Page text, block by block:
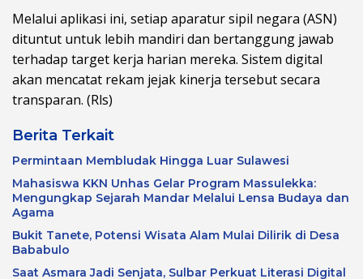
Melalui aplikasi ini, setiap aparatur sipil negara (ASN)
dituntut untuk lebih mandiri dan bertanggung jawab
terhadap target kerja harian mereka. Sistem digital
akan mencatat rekam jejak kinerja tersebut secara
transparan. (Rls)
Berita Terkait
Permintaan Membludak Hingga Luar Sulawesi
Mahasiswa KKN Unhas Gelar Program Massulekka:
Mengungkap Sejarah Mandar Melalui Lensa Budaya dan
Agama
Bukit Tanete, Potensi Wisata Alam Mulai Dilirik di Desa
Bababulo
Saat Asmara Jadi Senjata, Sulbar Perkuat Literasi Digital